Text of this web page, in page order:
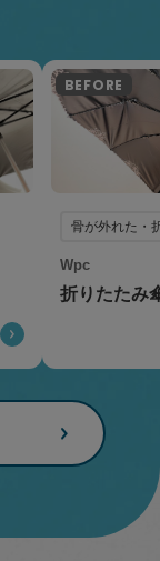
骨が外れた・
Wpc
折りたたみ